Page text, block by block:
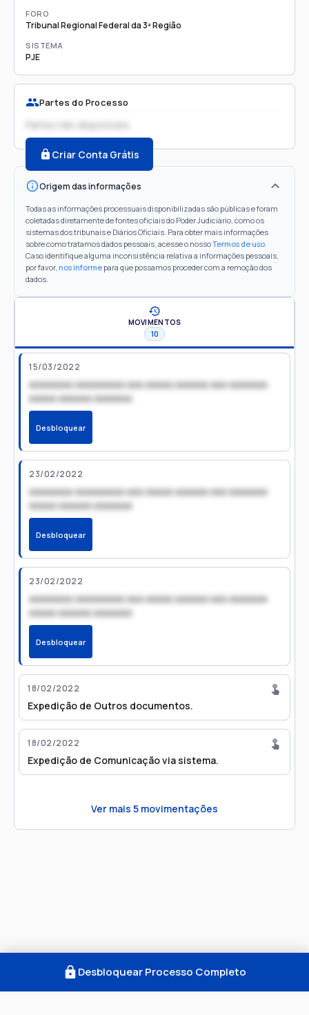
FORO
Tribunal Regional Federal da 3ª Região
SISTEMA
PJE
Partes do Processo
Partes não disponíveis
Criar Conta Grátis
Origem das informações
Todas as informações processuais disponibilizadas são públicas e foram
coletadas diretamente de fontes oficiais do Poder Judiciário, como os
sistemas dos tribunais e Diários Oficiais. Para obter mais informações
sobre como tratamos dados pessoais, acesse o nossoTermos de uso.
Caso identifique alguma inconsistência relativa a informações pessoais,
por favor, nos informe para que possamos proceder com a remoção dos
dados.
MOVIMENTOS
10
15/03/2022
xxxxxxxx xxxxxxxxx xxx xxxxx xxxxxx xxx xxxxxxx
xxxxx xxxxxx xxxxxxx
Desbloquear
23/02/2022
xxxxxxxx xxxxxxxxx xxx xxxxx xxxxxx xxx xxxxxxx
xxxxx xxxxxx xxxxxxx
Desbloquear
23/02/2022
xxxxxxxx xxxxxxxxx xxx xxxxx xxxxxx xxx xxxxxxx
xxxxx xxxxxx xxxxxxx
Desbloquear
18/02/2022
Expedição de Outros documentos.
18/02/2022
Expedição de Comunicação via sistema.
Ver mais 5 movimentações
Desbloquear Processo Completo